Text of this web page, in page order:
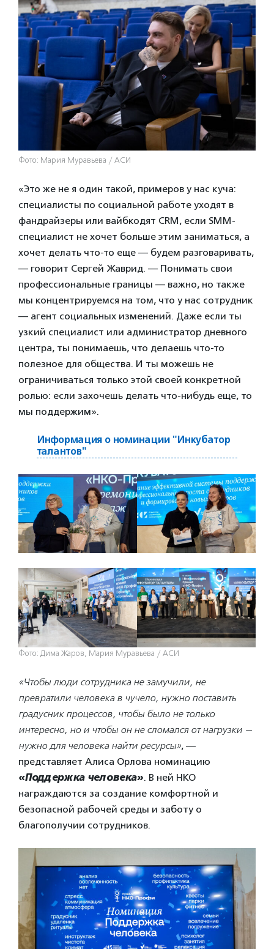
Фото: Мария Муравьева / АСИ
«Это же не я один такой, примеров у нас куча:
специалисты по социальной работе уходят в
фандрайзеры или вайбкодят CRM, если SMM-
специалист не хочет больше этим заниматься, а
хочет делать что-то еще — будем разговаривать,
— говорит Сергей Жаврид. — Понимать свои
профессиональные границы — важно, но также
мы концентрируемся на том, что у нас сотрудник
— агент социальных изменений. Даже если ты
узкий специалист или администратор дневного
центра, ты понимаешь, что делаешь что-то
полезное для общества. И ты можешь не
ограничиваться только этой своей конкретной
ролью: если захочешь делать что-нибудь еще, то
мы поддержим».
Информация о номинации "Инкубатор
талантов"
Фото: Дима Жаров, Мария Муравьева / АСИ
«Чтобы люди сотрудника не замучили, не
превратили человека в чучело, нужно поставить
градусник процессов, чтобы было не только
интересно, но и чтобы он не сломался от нагрузки —
нужно для человека найти ресурсы», —
представляет Алиса Орлова номинацию
«Поддержка человека». В ней НКО
награждаются за создание комфортной и
безопасной рабочей среды и заботу о
благополучии сотрудников.